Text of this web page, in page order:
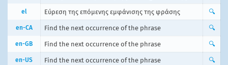
el Εύρεση της επόμενης εμφάνισης της φράσης 🔍
en-CA Find the next occurrence of the phrase 🔍
en-GB Find the next occurrence of the phrase 🔍
en-US Find the next occurrence of the phrase 🔍